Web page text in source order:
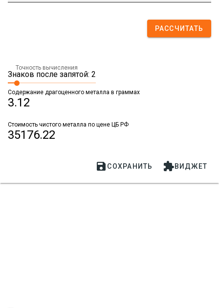
РАССЧИТАТЬ
Точность вычисления
Знаков после запятой: 2
Содержание драгоценного металла в граммах
3.12
Стоимость чистого металла по цене ЦБ РФ
35176.22
 СОХРАНИТЬ ВИДЖЕТ